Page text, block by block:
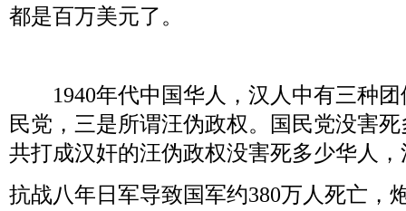
都是百万美元了。
1940年代中国华人，汉人中有三种
民党，三是所谓汪伪政权。国民党没害
共打成汉奸的汪伪政权没害死多少华人，
抗战八年日军导致国军约380万人死亡，